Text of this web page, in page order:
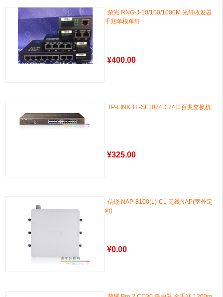
荣光 RNG-J-10/100/1000M 光纤收发器
千兆单模单纤
¥400.00
TP-LINK TL-SF1024D 24口百兆交换机
¥325.00
信锐 NAP-8100(L)-CL 无线NAP(室外定
向)
¥0.00